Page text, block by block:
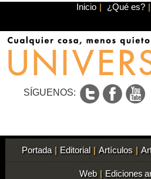
Inicio | ¿Qué es? |
SÍGUENOS:
Portada | Editorial | Artículos |
Web | Ediciones